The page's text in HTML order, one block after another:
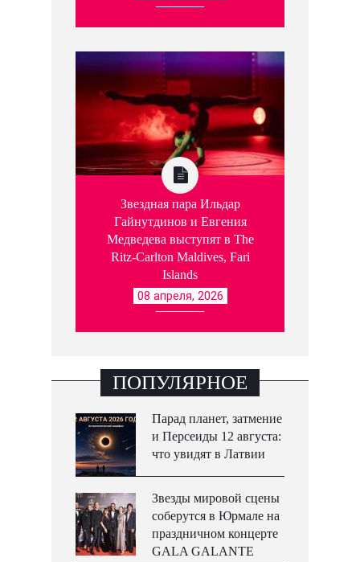
Звездная пара Ильдар
Гайнутдинов и Евгения
Медведева выступят в The
Ritz-Carlton Maldives, Fari
Islands
08 апреля, 2026
ПОПУЛЯРНОЕ
Парад планет, затмение
и Персеиды 12 августа:
что увидят в Латвии
Звезды мировой сцены
соберутся в Юрмале на
праздничном концерте
GALA GALANTE